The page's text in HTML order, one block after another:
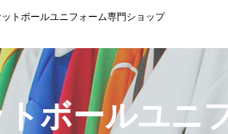
トボールユニフォーム専門ショップ
ボールユニ